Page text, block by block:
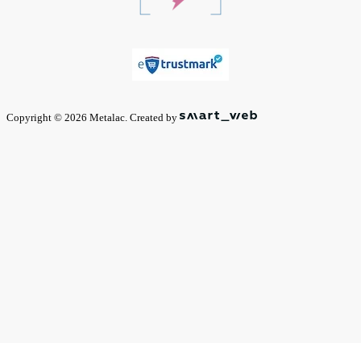
Copyright © 2026 Metalac. Created by